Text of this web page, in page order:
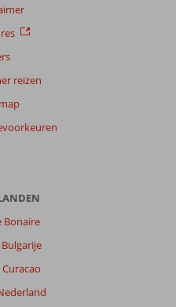
reizen
Bonaire